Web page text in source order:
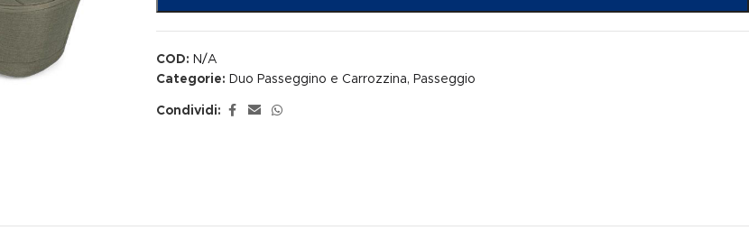
COD: N/A
Categorie: Duo Passeggino e Carrozzina, Passeggio
Condividi: